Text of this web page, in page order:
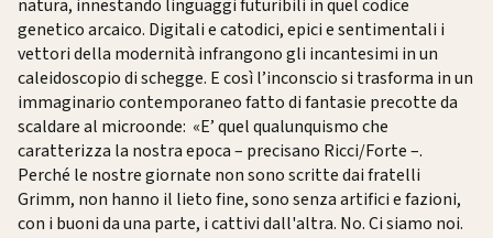
natura, innestando linguaggi futuribili in quel codice
genetico arcaico. Digitali e catodici, epici e sentimentali i
vettori della modernità infrangono gli incantesimi in un
caleidoscopio di schegge. E così l’inconscio si trasforma in un
immaginario contemporaneo fatto di fantasie precotte da
scaldare al microonde: «E’ quel qualunquismo che
caratterizza la nostra epoca – precisano Ricci/Forte –.
Perché le nostre giornate non sono scritte dai fratelli
Grimm, non hanno il lieto fine, sono senza artifici e fazioni,
con i buoni da una parte, i cattivi dall'altra. No. Ci siamo noi.